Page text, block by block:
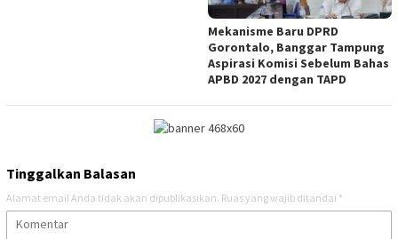
Mekanisme Baru DPRD
Gorontalo, Banggar Tampung
Aspirasi Komisi Sebelum Bahas
APBD 2027 dengan TAPD
Tinggalkan Balasan
Alamat email Anda tidak akan dipublikasikan. Ruas yang wajib ditandai *